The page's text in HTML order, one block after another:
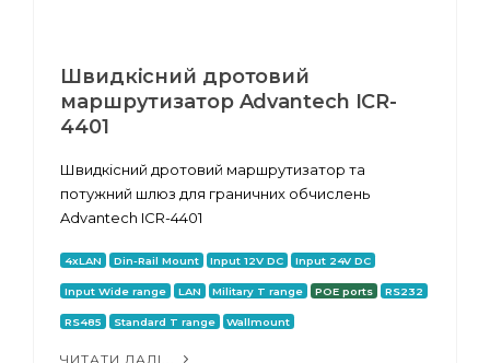
Швидкісний дротовий
маршрутизатор Advantech ICR-
4401
Швидкісний дротовий маршрутизатор та
потужний шлюз для граничних обчислень
Advantech ICR-4401
4xLAN Din-Rail Mount Input 12V DC Input 24V DC
Input Wide range LAN Military T range POE ports RS232
RS485 Standard T range Wallmount
ЧИТАТИ ДАЛІ...